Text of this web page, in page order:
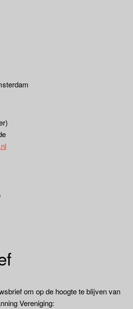
om op de hoogte te blijven van
Vereniging: